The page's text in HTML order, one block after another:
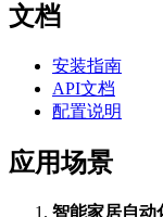
文档
安装指南
API文档
配置说明
应用场景
智能家居自动